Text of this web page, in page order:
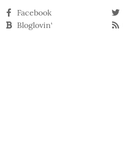
Facebook
Bloglovin‘